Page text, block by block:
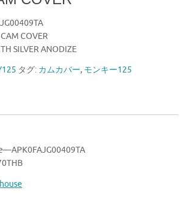
COVER
SILVER ANODIZE
タグ: カムカバー, モンキー125